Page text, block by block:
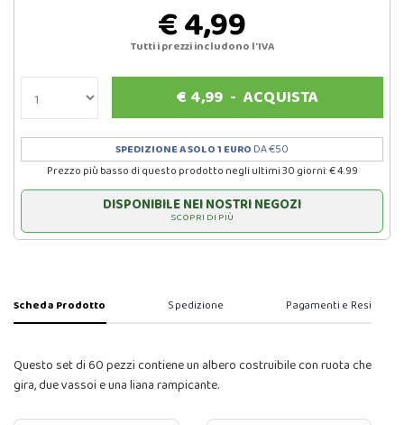
€ 4,99
Tutti i prezzi includono l'IVA
€ 4,99 -ACQUISTA
SPEDIZIONE A SOLO 1 EURO DA €50
Prezzo più basso di questo prodotto negli ultimi 30 giorni: € 4.99
DISPONIBILE NEI NOSTRI NEGOZI
SCOPRI DI PIÙ
Scheda Prodotto Spedizione Pagamenti e Resi
Questo set di 60 pezzi contiene un albero costruibile con ruota che
gira, due vassoi e una liana rampicante.